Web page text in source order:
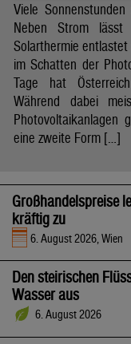
Viele
Neben Strom lässt
Solarthermie
im Schatten der
Tage hat
Während dabei
Photovoltaikanlagen
eine zweite Form […]
Großhandelspreise
kräftig zu
6. August 2026, Wien
Den steirischen
Wasser aus
6. August 2026